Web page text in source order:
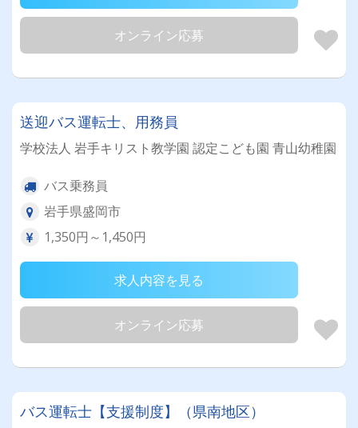
オンライン応募
送迎バス運転士、用務員
学校法人 岩手キリスト教学園 認定こども園 青山幼稚園
バス乗務員
岩手県盛岡市
1,350円～1,450円
求人内容を見る
オンライン応募
バス運転士【支援制度】（県南地区）